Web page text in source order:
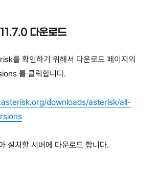
다운로드
를 확인하기 위해서 다운로드 페이지의
를 클릭합니다.
downloads/asterisk/all-
설치할 서버에 다운로드 합니다.